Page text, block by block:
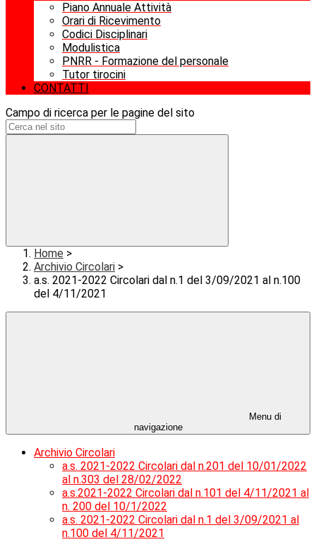
Piano Annuale Attività
Orari di Ricevimento
Codici Disciplinari
Modulistica
PNRR - Formazione del personale
Tutor tirocini
CONTATTI
Campo di ricerca per le pagine del sito
Home >
Archivio Circolari >
a.s. 2021-2022 Circolari dal n.1 del 3/09/2021 al n.100
del 4/11/2021
Menu di
navigazione
Archivio Circolari
a.s. 2021-2022 Circolari dal n.201 del 10/01/2022
al n.303 del 28/02/2022
a.s.2021-2022 Circolari dal n.101 del 4/11/2021 al
n. 200 del 10/1/2022
a.s. 2021-2022 Circolari dal n.1 del 3/09/2021 al
n.100 del 4/11/2021